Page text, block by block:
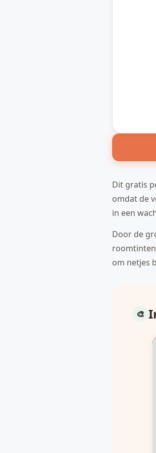
Dit gratis
omdat de
in een
Door de
om netjes